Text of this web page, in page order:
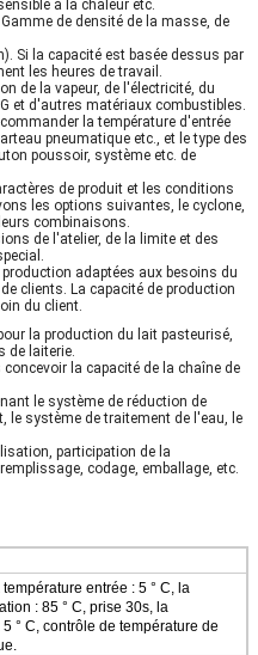
à la chaleur etc.
de densité de la masse, de
Si la capacité est basée dessus par
les heures de travail.
de la vapeur, de l'électricité, du
et d'autres matériaux combustibles.
la température d'entrée
pneumatique etc., et le type des
poussoir, système etc. de
de produit et les conditions
les options suivantes, le cyclone,
combinaisons.
de l'atelier, de la limite et des
adaptées aux besoins du
clients. La capacité de production
du client.
la production du lait pasteurisé,
de laiterie.
la capacité de la chaîne de
le système de réduction de
système de traitement de l'eau, le
participation de la
codage, emballage, etc.
entrée : 5 ° C, la
: 85 ° C, prise 30s, la
° C, contrôle de température de